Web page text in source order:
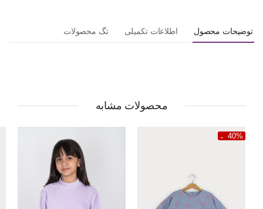
توضیحات محصول اطلاعات تکمیلی تگ محصولات
محصولات مشابه
40%